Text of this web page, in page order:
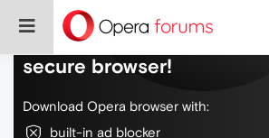
Do more on the web, with
secure browser!
Download Opera browser with:
built-in ad blocker